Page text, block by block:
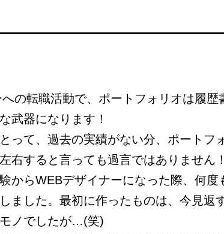
の転職活動で、ポートフォリオは履歴
武器になります！
って、過去の実績がない分、ポートフ
右すると言っても過言ではありません！
からWEBデザイナーになった際、何度
ました。最初に作ったものは、今見返
ノでしたが…(笑)